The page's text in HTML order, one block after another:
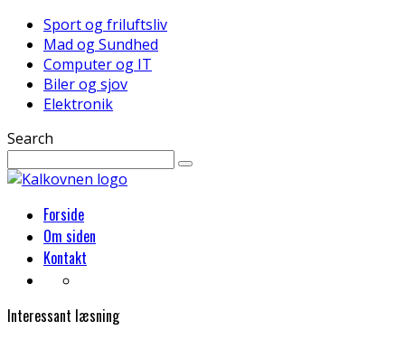
Sport og friluftsliv
Mad og Sundhed
Computer og IT
Biler og sjov
Elektronik
Search
Forside
Om siden
Kontakt
Interessant læsning